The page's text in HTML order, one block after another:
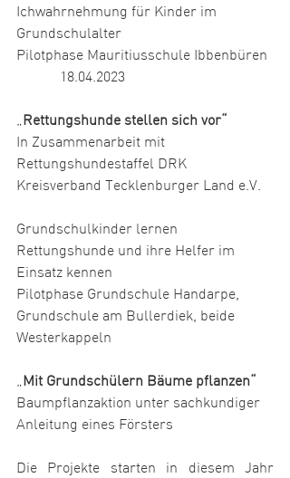
Ichwahrnehmung für Kinder im
Grundschulalter
Pilotphase Mauritiusschule Ibbenbüren
            18.04.2023
„Rettungshunde stellen sich vor“
In Zusammenarbeit mit
Rettungshundestaffel DRK
Kreisverband Tecklenburger Land e.V.
Grundschulkinder lernen
Rettungshunde und ihre Helfer im
Einsatz kennen
Pilotphase Grundschule Handarpe,
Grundschule am Bullerdiek, beide
Westerkappeln
„Mit Grundschülern Bäume pflanzen“
Baumpflanzaktion unter sachkundiger
Anleitung eines Försters
Die Projekte starten in diesem Jahr